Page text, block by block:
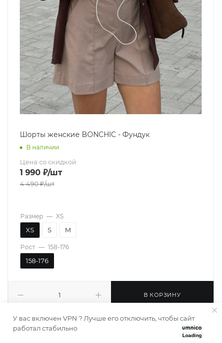
Шорты женские BONCHIC - Фундук
В наличии
Цена со скидкой
1 990 ₽/шт
4 490₽/шт
В КОРЗИНУ
Размер — XS
XS S M
Рост — 158-176
158-176
Loading
У вас включен VPN ? Лучше его отключить, чтобы сайт
работал стабильно